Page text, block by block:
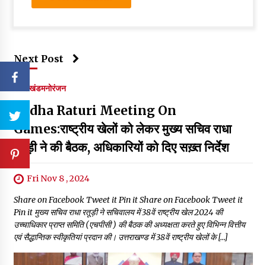
Next Post
उत्तराखंडमनोरंजन
Radha Raturi Meeting On
Games:राष्ट्रीय खेलों को लेकर मुख्य सचिव राधा
रतूड़ी ने की बैठक, अधिकारियों को दिए सख़्त निर्देश
Fri Nov 8 , 2024
Share on Facebook Tweet it Pin it Share on Facebook Tweet it
Pin it मुख्य सचिव राधा रतूड़ी ने सचिवालय में 38वें राष्ट्रीय खेल 2024 की
उच्चाधिकार प्राप्त समिति (एचपीसी ) की बैठक की अध्यक्षता करते हुए विभिन्न वित्तीय
एवं सैद्धान्तिक स्वीकृतियां प्रदान की। उत्तराखण्ड में 38वें राष्ट्रीय खेलों के […]